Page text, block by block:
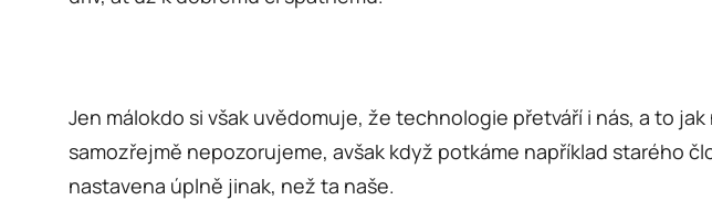
Jen málokdo si však uvědomuje, že technologie přetváří i nás, a to
samozřejmě nepozorujeme, avšak když potkáme například starého
nastavena úplně jinak, než ta naše.